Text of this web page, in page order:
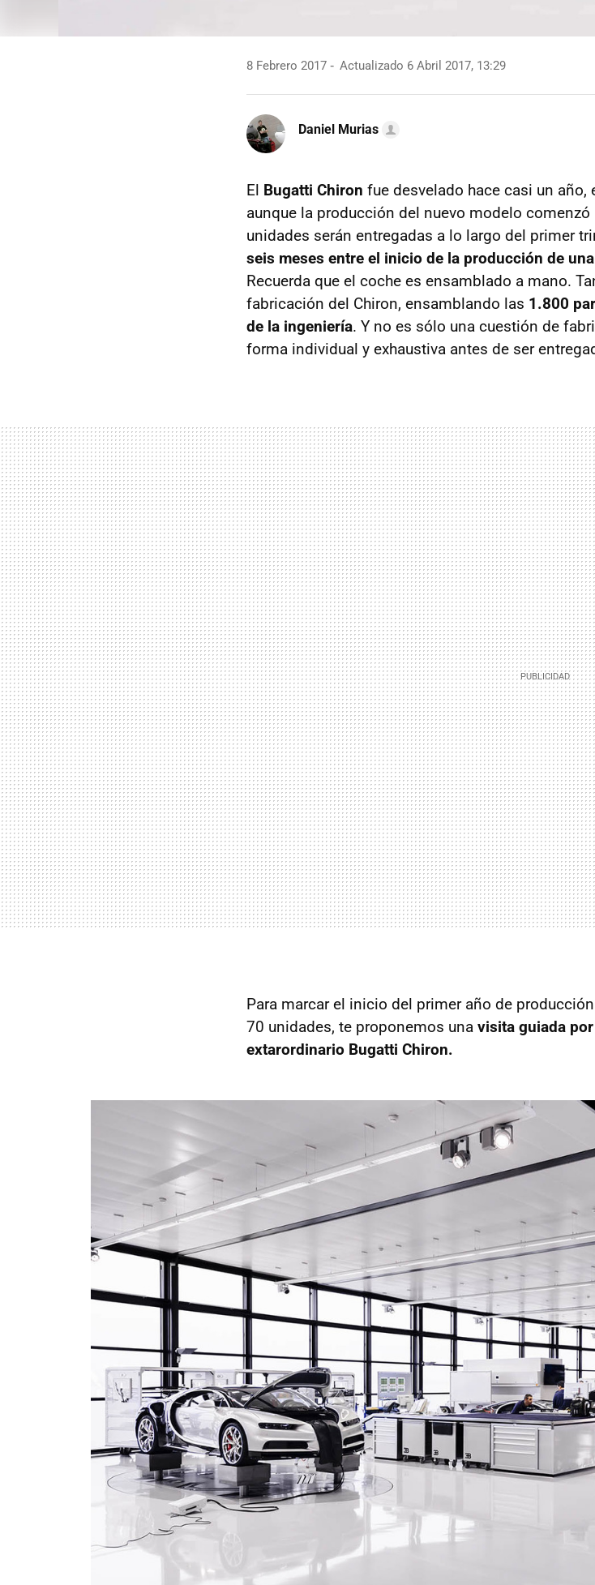
8 Febrero 2017 Actualizado 6 Abril 2017, 13:29
Daniel Murias
El Bugatti Chiron fue desvelado hace casi un año,
aunque la producción del nuevo modelo
unidades serán entregadas a lo largo del primer
seis meses entre el inicio de la producción de
Recuerda que el coche es ensamblado a mano.
fabricación del Chiron, ensamblando las 1.800
de la ingeniería. Y no es sólo una cuestión de
forma individual y exhaustiva antes de ser
Para marcar el inicio del primer año de
70 unidades, te proponemos una visita guiada
extarordinario Bugatti Chiron.